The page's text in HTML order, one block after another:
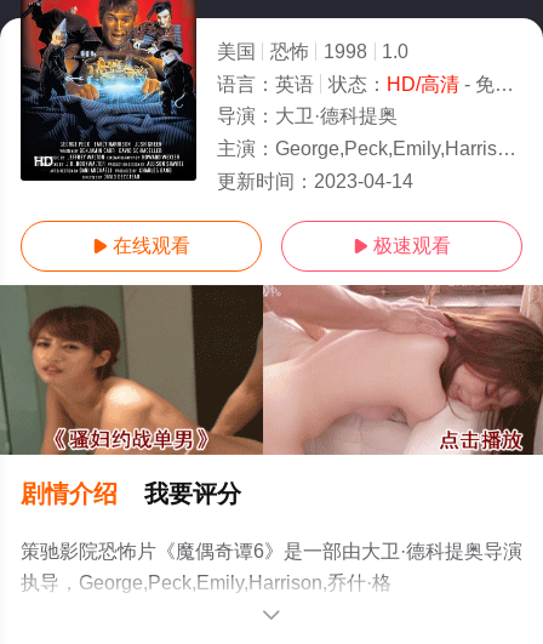
HD
美国 恐怖 1998
1.0
语言： 英语 状态： HD/高清- 免费在线观看
导演： 大卫·德科提奥
主演： George,Peck,Emily,Harrison,乔什·格林,Michael,Guerin
更新时间： 2023-04-14
 在线观看  极速观看
剧情介绍 我要评分
策驰影院恐怖片《魔偶奇谭6》是一部由大卫·德科提奥导演
执导，George,Peck,Emily,Harrison,乔什·格
林,Michael,Guerin等演员精彩演绎的美国电影，手机免费
